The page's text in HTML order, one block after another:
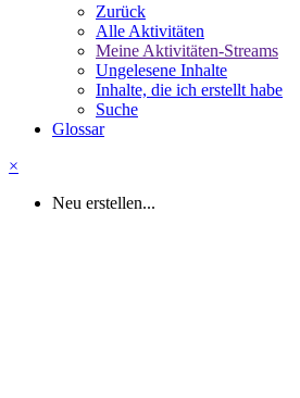
Zurück
Alle Aktivitäten
Meine Aktivitäten-Streams
Ungelesene Inhalte
Inhalte, die ich erstellt habe
Suche
Glossar
×
Neu erstellen...